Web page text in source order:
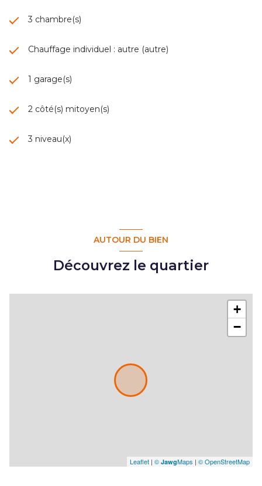
3 chambre(s)
Chauffage individuel : autre (autre)
1 garage(s)
2 côté(s) mitoyen(s)
3 niveau(x)
AUTOUR DU BIEN
Découvrez le quartier
+
−
Leaflet | © JawgMaps | © OpenStreetMap